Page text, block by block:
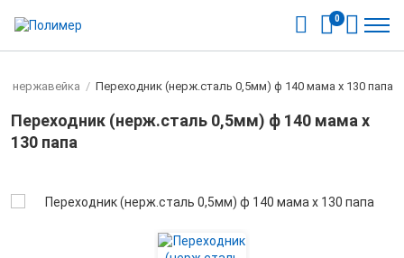
0
нержавейка / Переходник (нерж.сталь 0,5мм) ф 140 мама х 130 папа
Переходник (нерж.сталь 0,5мм) ф 140 мама х
130 папа